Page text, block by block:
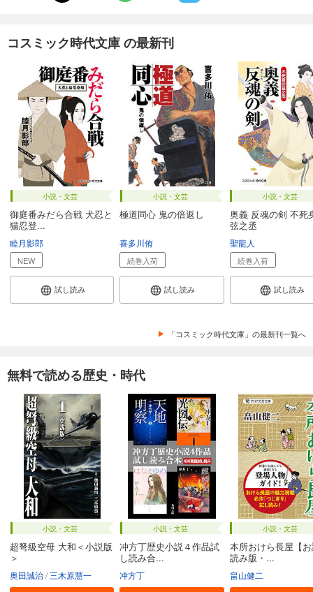
コスミック時代文庫 の最新刊
小説・文芸
御庭番みだら合戦 犬忍と
猫忍登...
睦月影郎
NEW
試し読み
小説・文芸
極道同心 鬼の倍返し
喜多川侑
続巻入荷
試し読み
小説・文芸
奥義 反魂の剣 不死
弦之丞
聖龍人
続巻入荷
試し読み
「コスミック時代文庫」の最新刊一覧へ
無料で読める歴史・時代
小説・文芸
超弩級空母 大和＜小説版
＞
奥田誠治 三木原慧一
小説・文芸
冲方丁歴史小説４作品試
し読み合...
冲方丁
小説・文芸
本所おけら長屋【
読み版・...
畠山健二